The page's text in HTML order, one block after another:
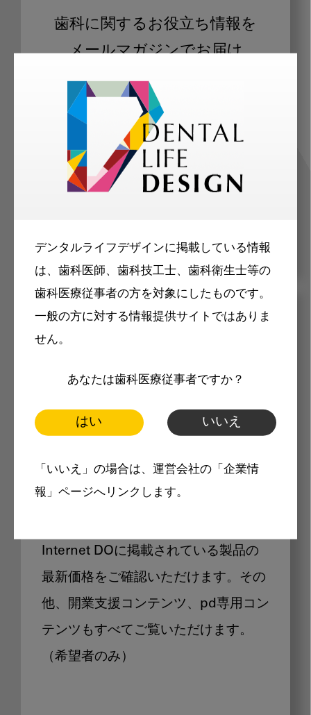
デンタルライフデザインに掲載している情報
は、歯科医師、歯科技工士、歯科衛生士等の
歯科医療従事者の方を対象にしたものです。
一般の方に対する情報提供サイトではありま
せん。
あなたは歯科医療従事者ですか？
はい いいえ
「いいえ」の場合は、運営会社の「企業情
報」ページへリンクします。
歯科に関するお役立ち情報を
メールマガジンでお届け
ご登録いただいた職種（歯科医師、歯
科衛生士、歯科技工士）に合わせた内
容のメールマガジンをお届けします。
メリット
製品価格も閲覧可能
Internet DOに掲載されている製品の
最新価格をご確認いただけます。その
他、開業支援コンテンツ、pd専用コン
テンツもすべてご覧いただけます。
（希望者のみ）